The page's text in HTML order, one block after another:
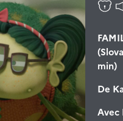
min)
De
Avec